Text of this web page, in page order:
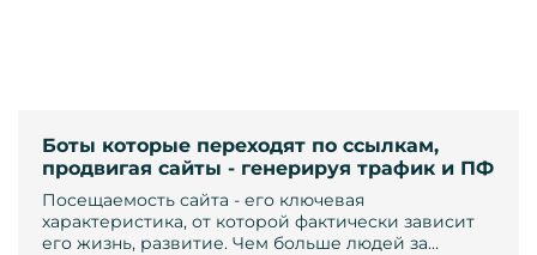
Боты которые переходят по ссылкам,
продвигая сайты - генерируя трафик и ПФ
Посещаемость сайта - его ключевая
характеристика, от которой фактически зависит
его жизнь, развитие. Чем больше людей за…